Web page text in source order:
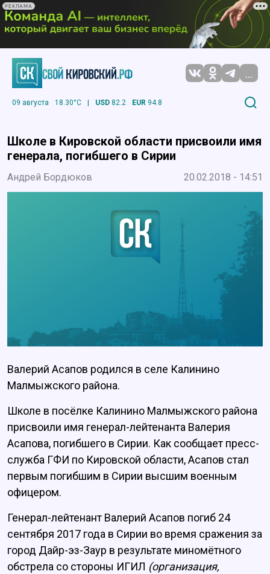
РЕКЛАМА
...
09 августа 18.30°C | USD 82.2 EUR 94.8
Школе в Кировской области присвоили имя
генерала, погибшего в Сирии
Андрей Бордюков 20.02.2018 - 14:51
Валерий Асапов родился в селе Калинино
Малмыжского района.
Школе в посёлке Калинино Малмыжского района
присвоили имя генерал-лейтенанта Валерия
Асапова, погибшего в Сирии. Как сообщает пресс-
служба ГФИ по Кировской области, Асапов стал
первым погибшим в Сирии высшим военным
офицером.
Генерал-лейтенант Валерий Асапов погиб 24
сентября 2017 года в Сирии во время сражения за
город Дайр-эз-Заур в результате миномётного
обстрела со стороны ИГИЛ (организация,